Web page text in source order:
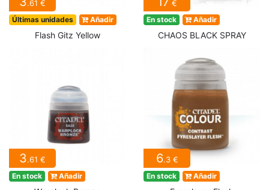
.61 €
Últimas unidades Añadir
Flash Gitz Yellow
€
En stock Añadir
CHAOS BLACK SPRAY
3.61 €
En stock Añadir
6.3 €
En stock Añadir